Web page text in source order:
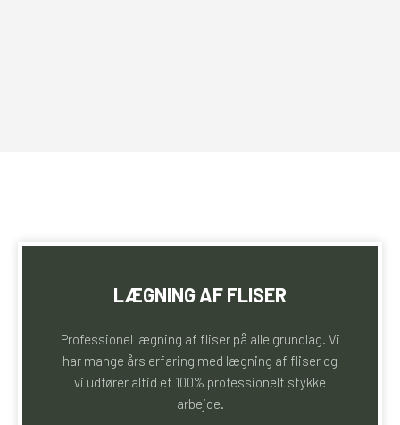
LÆGNING AF FLISER
Professionel lægning af fliser på alle grundlag. Vi
har mange års erfaring med lægning af fliser og
vi udfører altid et 100% professionelt stykke
arbejde.